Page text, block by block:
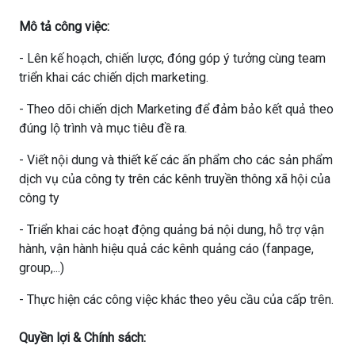
Mô tả công việc:
- Lên kế hoạch, chiến lược, đóng góp ý tưởng cùng team
triển khai các chiến dịch marketing.
- Theo dõi chiến dịch Marketing để đảm bảo kết quả theo
đúng lộ trình và mục tiêu đề ra.
- Viết nội dung và thiết kế các ấn phẩm cho các sản phẩm
dịch vụ của công ty trên các kênh truyền thông xã hội của
công ty
- Triển khai các hoạt động quảng bá nội dung, hỗ trợ vận
hành, vận hành hiệu quả các kênh quảng cáo (fanpage,
group,...)
- Thực hiện các công việc khác theo yêu cầu của cấp trên.
Quyền lợi & Chính sách: